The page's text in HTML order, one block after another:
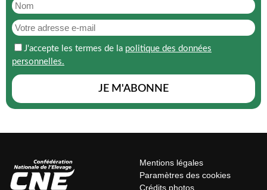
J'accepte les termes de la politique des données
personnelles.
Mentions légales
Paramètres des cookies
Crédits photos